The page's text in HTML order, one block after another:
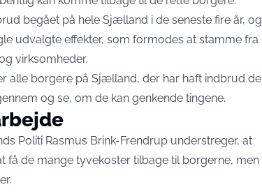
begået på hele Sjælland i de seneste fire år, og
udvalgte effekter, som formodes at stamme fra
virksomheder.
alle borgere på Sjælland, der har haft indbrud de
og se, om de kan genkende tingene.
Politi Rasmus Brink-Frendrup understreger, at
få de mange tyvekoster tilbage til borgerne, men